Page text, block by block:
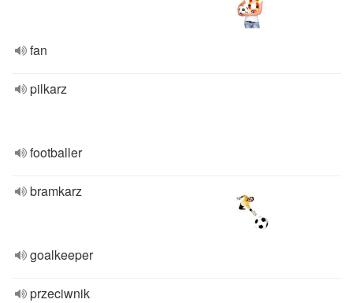
fan
pilkarz
footballer
bramkarz
goalkeeper
przeciwnik